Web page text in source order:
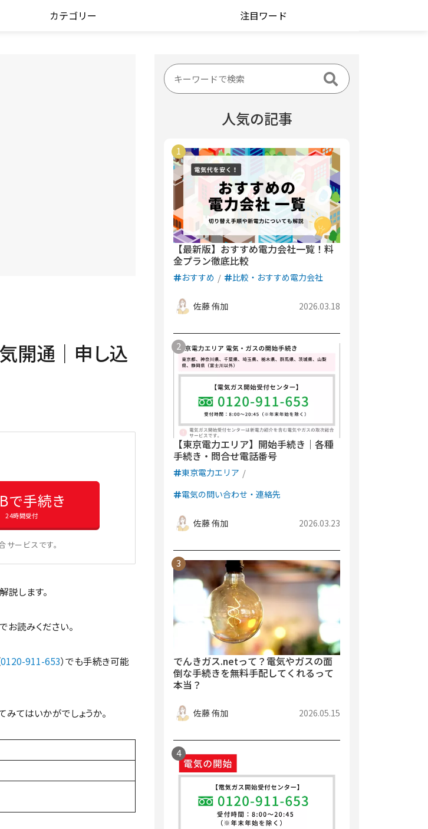
カテゴリー 注目ワード
開通｜申し込
で手続き
24時間受付
ービスです。
します。
読みください。
0120-911-653）でも手続き可能
てはいかがでしょうか。
人気の記事
【最新版】おすすめ電力会社一覧！料
金プラン徹底比較
おすすめ 比較・おすすめ電力会社
佐藤 侑加 2026.03.18
【東京電力エリア】開始手続き｜各種
手続き・問合せ電話番号
東京電力エリア
電気の問い合わせ・連絡先
佐藤 侑加 2026.03.23
でんきガス.netって？電気やガスの面
倒な手続きを無料手配してくれるって
本当？
佐藤 侑加 2026.05.15